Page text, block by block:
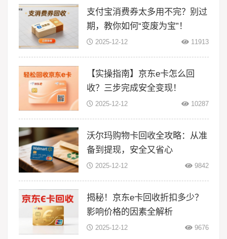
支付宝消费券太多用不完？别过
期，教你如何“变废为宝”！
2025-12-12 11913
【实操指南】京东e卡怎么回
收？三步完成安全变现！
2025-12-12 10287
沃尔玛购物卡回收全攻略：从准
备到提现，安全又省心
2025-12-12 9842
揭秘！京东e卡回收折扣多少？
影响价格的因素全解析
2025-12-12 9676